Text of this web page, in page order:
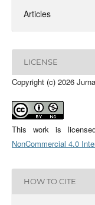
Articles
LICENSE
Copyright (c) 2026
This work is
NonCommercial 4.0
HOW TO CITE